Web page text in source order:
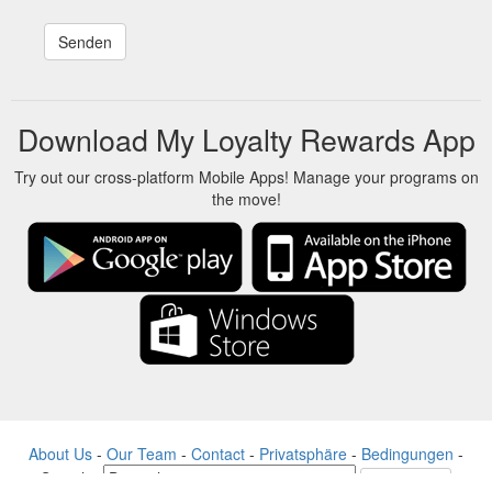
Download My Loyalty Rewards App
Try out our cross-platform Mobile Apps! Manage your programs on
the move!
About Us - Our Team - Contact - Privatsphäre - Bedingungen -
Sprache